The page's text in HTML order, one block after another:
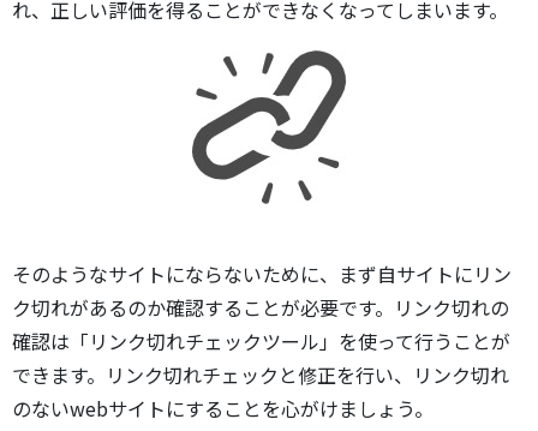
れ、正しい評価を得ることができなくなってしまいます。
そのようなサイトにならないために、まず自サイトにリン
ク切れがあるのか確認することが必要です。リンク切れの
確認は「リンク切れチェックツール」を使って行うことが
できます。リンク切れチェックと修正を行い、リンク切れ
のないwebサイトにすることを心がけましょう。